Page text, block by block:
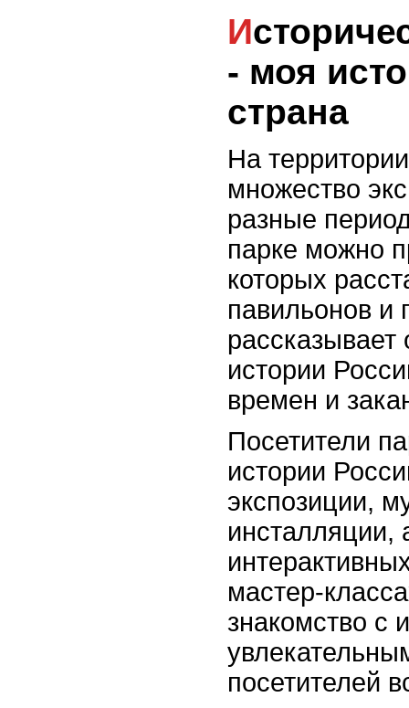
Исторический парк Россия
- моя
страна
На
множество
разные
парке можно
которых
павильонов
рассказывает
истории
времен и
Посетители
истории
экспозиции,
инсталляции,
мастер-
знакомство с
посетителей